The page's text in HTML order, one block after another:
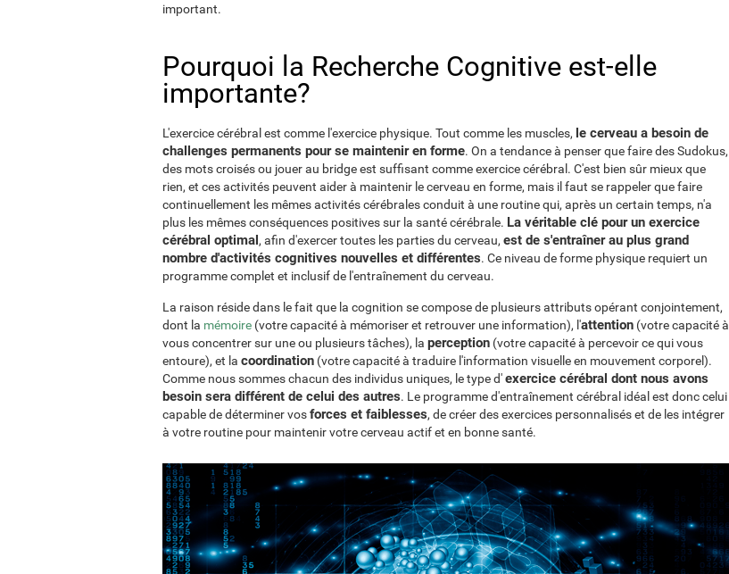
important.
Pourquoi la Recherche Cognitive est-elle
importante?
L'exercice cérébral est comme l'exercice physique. Tout comme les muscles, le cerveau a besoin de
challenges permanents pour se maintenir en forme. On a tendance à penser que faire des Sudokus,
des mots croisés ou jouer au bridge est suffisant comme exercice cérébral. C'est bien sûr mieux que
rien, et ces activités peuvent aider à maintenir le cerveau en forme, mais il faut se rappeler que faire
continuellement les mêmes activités cérébrales conduit à une routine qui, après un certain temps, n'a
plus les mêmes conséquences positives sur la santé cérébrale. La véritable clé pour un exercice
cérébral optimal, afin d'exercer toutes les parties du cerveau, est de s'entraîner au plus grand
nombre d'activités cognitives nouvelles et différentes. Ce niveau de forme physique requiert un
programme complet et inclusif de l'entraînement du cerveau.
La raison réside dans le fait que la cognition se compose de plusieurs attributs opérant conjointement,
dont la mémoire (votre capacité à mémoriser et retrouver une information), l'attention (votre capacité à
vous concentrer sur une ou plusieurs tâches), la perception (votre capacité à percevoir ce qui vous
entoure), et la coordination (votre capacité à traduire l'information visuelle en mouvement corporel).
Comme nous sommes chacun des individus uniques, le type d'exercice cérébral dont nous avons
besoin sera différent de celui des autres. Le programme d'entraînement cérébral idéal est donc celui
capable de déterminer vosforces et faiblesses, de créer des exercices personnalisés et de les intégrer
à votre routine pour maintenir votre cerveau actif et en bonne santé.